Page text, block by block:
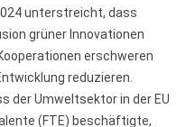
unterstreicht, dass
grüner Innovationen
erschweren
reduzieren.
der Umweltsektor in der EU
(FTE) beschäftigte,